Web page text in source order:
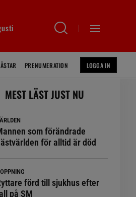
PRENUMERATION LOGGA IN
MEST LÄST JUST NU
som förändrade
för alltid är död
förd till sjukhus efter
på SM